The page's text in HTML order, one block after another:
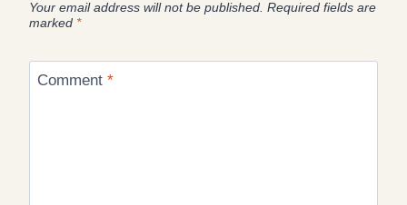
Your email address will not be published. Required fields are
marked *
Comment *